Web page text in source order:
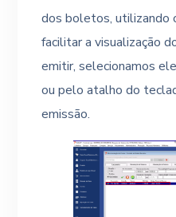
dos boletos, utilizando
facilitar a visualização
emitir, selecionamos
ou pelo atalho do
emissão.